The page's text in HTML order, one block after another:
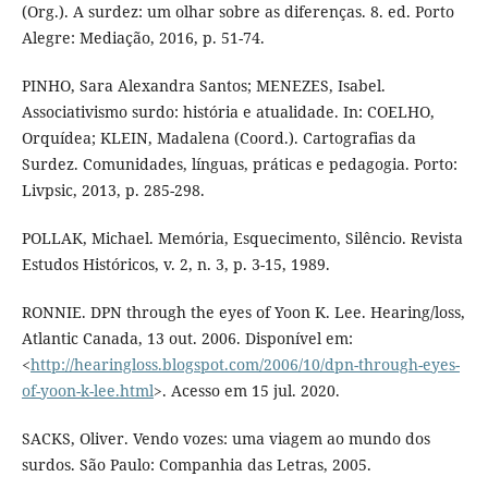
(Org.). A surdez: um olhar sobre as diferenças. 8. ed. Porto
Alegre: Mediação, 2016, p. 51-74.
PINHO, Sara Alexandra Santos; MENEZES, Isabel.
Associativismo surdo: história e atualidade. In: COELHO,
Orquídea; KLEIN, Madalena (Coord.). Cartografias da
Surdez. Comunidades, línguas, práticas e pedagogia. Porto:
Livpsic, 2013, p. 285-298.
POLLAK, Michael. Memória, Esquecimento, Silêncio. Revista
Estudos Históricos, v. 2, n. 3, p. 3-15, 1989.
RONNIE. DPN through the eyes of Yoon K. Lee. Hearing/loss,
Atlantic Canada, 13 out. 2006. Disponível em:
<http://hearingloss.blogspot.com/2006/10/dpn-through-eyes-
of-yoon-k-lee.html>. Acesso em 15 jul. 2020.
SACKS, Oliver. Vendo vozes: uma viagem ao mundo dos
surdos. São Paulo: Companhia das Letras, 2005.